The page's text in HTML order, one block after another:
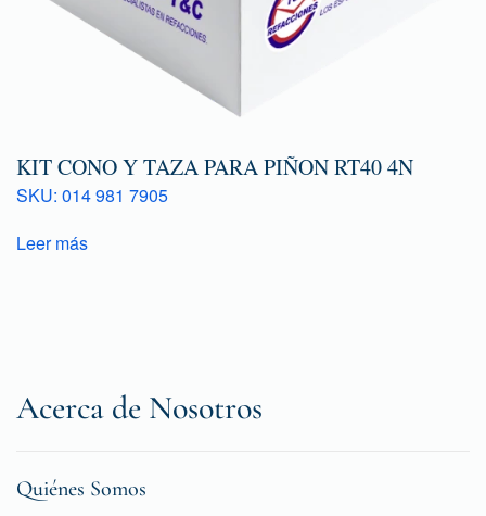
KIT CONO Y TAZA PARA PIÑON RT40 4N
SKU: 014 981 7905
Leer más
Acerca de Nosotros
Quiénes Somos